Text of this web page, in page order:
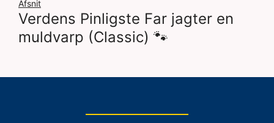
Afsnit
Verdens Pinligste Far jagter en
muldvarp (Classic) 🐾